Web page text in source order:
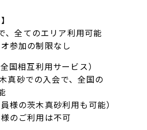
全てのエリア利用可能
加の制限なし
国相互利用サービス）
砂での入会で、全国の
の茨木真砂利用も可能）
ご利用は不可